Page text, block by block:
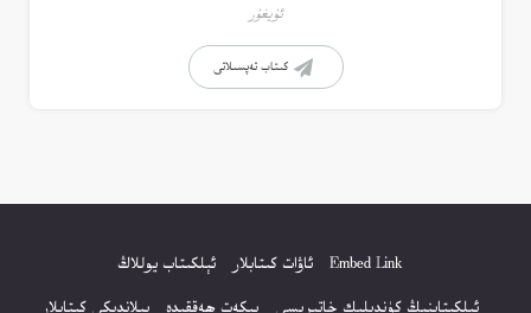
ئۇيغۇر
كىتاب تەپسىلاتى
Embed Link ئاۋات كىتابلار
ئېلكىتاب يوللاڭ
ئېلكىتابنىڭ كۈندىلىك خاتىرىسى
بېكەت ھەققىدە
پىلاندىكى كىتابلار